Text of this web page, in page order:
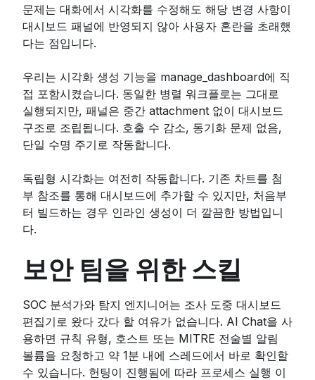
문제는 대화에서 시각화를 수정해도 해당 변경 사항이
대시보드 패널에 반영되지 않아 사용자 혼란을 초래했
다는 점입니다.
우리는 시각화 생성 기능을 manage_dashboard에 직
접 포함시켰습니다. 동일한 병렬 워크플로는 그대로
실행되지만, 패널은 중간 attachment 없이 대시보드
구조로 조립됩니다. 호출 수 감소, 동기화 문제 없음,
단일 수명 주기로 작동합니다.
독립형 시각화는 여전히 작동합니다. 기존 차트를 첨
부 참조를 통해 대시보드에 추가할 수 있지만, 처음부
터 빌드하는 경우 인라인 생성이 더 깔끔한 방법입니
다.
보안 팀을 위한 스킬
SOC 분석가와 탐지 엔지니어는 조사 도중 대시보드
편집기로 왔다 갔다 할 여유가 없습니다. AI Chat을 사
용하면 규칙 유형, 호스트 또는 MITRE 전술별 알림
볼륨을 요청하고 약 1분 내에 스레드에서 바로 확인할
수 있습니다. 헌팅이 진행됨에 따라 프로세스 실행 이